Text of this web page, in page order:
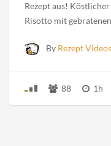
Rezept aus!
Risotto mit
By Rezept Videos
88 1h